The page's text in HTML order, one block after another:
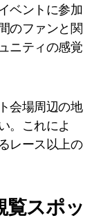
ベントに参加
のファンと関
ニティの感覚
会場周辺の地
。これによ
レース以上の
覧スポッ